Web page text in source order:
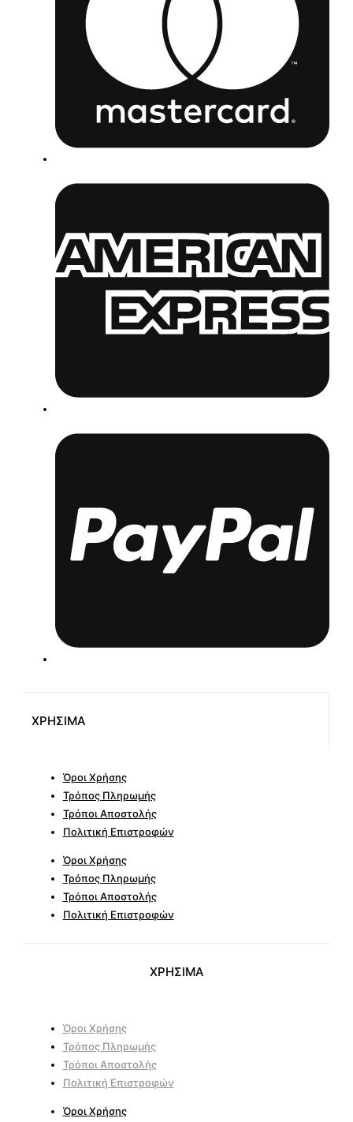
ΧΡΗΣΙΜΑ
Όροι Χρήσης
Τρόπος Πληρωμής
Τρόποι Αποστολής
Πολιτική Επιστροφών
Όροι Χρήσης
Τρόπος Πληρωμής
Τρόποι Αποστολής
Πολιτική Επιστροφών
ΧΡΗΣΙΜΑ
Όροι Χρήσης
Τρόπος Πληρωμής
Τρόποι Αποστολής
Πολιτική Επιστροφών
Όροι Χρήσης